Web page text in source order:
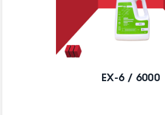
EX-6 / 6000